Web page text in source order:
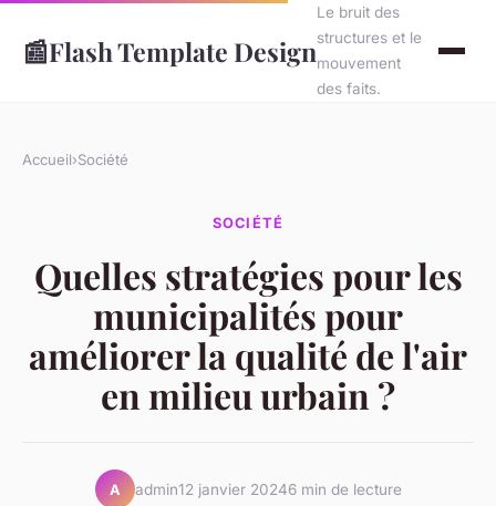
📰Flash Template Design
Le bruit des
structures et le
mouvement
des faits.
Accueil›Société
SOCIÉTÉ
Quelles stratégies pour les
municipalités pour
améliorer la qualité de l'air
en milieu urbain ?
A admin12 janvier 20246 min de lecture